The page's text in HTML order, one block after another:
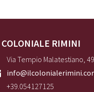
RIMINI
Via Tempio Malatestiano,
+39.054127125